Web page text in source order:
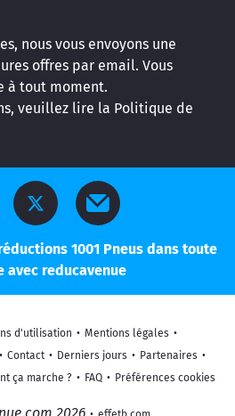
nous vous envoyons une
offres par email. Vous
à tout moment.
veuillez lire la Politique de
1001 Pneus dans toute
avec reducavenue
d'utilisation • Mentions légales •
• Contact • Derniers jours • Partenaires •
ça marche ? • FAQ • Préférences cookies